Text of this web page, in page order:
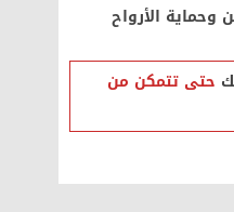
وحماية الأرواح
حتى تتمكن من